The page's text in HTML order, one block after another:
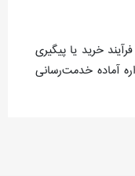
خرید یا پیگیری
آماده خدمت‌رسانی